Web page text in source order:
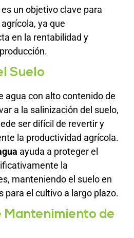
un objetivo clave para
ya que
en la rentabilidad y
Suelo
agua con alto contenido de
a la salinización del suelo,
ser difícil de revertir y
la productividad agrícola.
ayuda a proteger el
la
manteniendo el suelo en
para el cultivo a largo plazo.
Mantenimiento de